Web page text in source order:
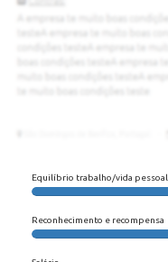
Equilíbrio trabalho/vida pessoal
Reconhecimento e recompensa